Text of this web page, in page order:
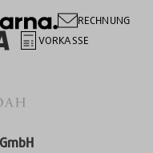
RECHNUNG
VORKASSE